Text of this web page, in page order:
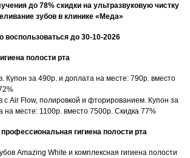
до 78% скидки на ультразвуковую чистку
зубов в клинике «Меда»
воспользоваться до 30-10-2026
полости рта
Купон за 490р. и доплата на месте: 790р. вместо
с Air Flow, полировкой и фторированием. Купон за
на месте: 1100р. вместо 7500р. Скидка 77%
гигиена полости рта
Amazing White и комплексная гигиена полости